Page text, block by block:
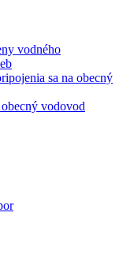
vodného
sa na obecný
vodovod